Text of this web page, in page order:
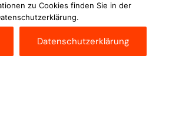
zu Cookies finden Sie in der
Datenschutzerklärung